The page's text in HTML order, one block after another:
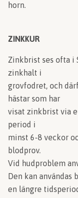
horn.
ZINKKUR
Zinkbrist ses ofta i
zinkhalt i
grovfodret, och
hästar som har
visat zinkbrist via
period i
minst 6-8 veckor
blodprov.
Vid hudproblem
Den kan
en längre